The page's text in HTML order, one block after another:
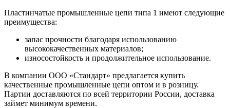
Пластинчатые промышленные цепи типа 1 имеют следующие
преимущества:
запас прочности благодаря использованию
высококачественных материалов;
износостойкость и продолжительное использование.
В компании ООО «Стандарт» предлагается купить
качественные промышленные цепи оптом и в розницу.
Партии доставляются по всей территории России, доставка
займет минимум времени.